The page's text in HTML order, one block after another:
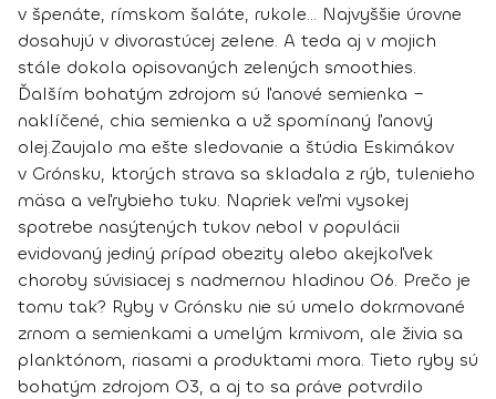
v špenáte, rímskom šaláte, rukole... Najvyššie úrovne
dosahujú v divorastúcej zelene. A teda aj v mojich
stále dokola opisovaných zelených smoothies.
Ďalším bohatým zdrojom sú ľanové semienka –
naklíčené, chia semienka a už spomínaný ľanový
olej.Zaujalo ma ešte sledovanie a štúdia Eskimákov
v Grónsku, ktorých strava sa skladala z rýb, tulenieho
mäsa a veľrybieho tuku. Napriek veľmi vysokej
spotrebe nasýtených tukov nebol v populácii
evidovaný jediný prípad obezity alebo akejkoľvek
choroby súvisiacej s nadmernou hladinou O6. Prečo je
tomu tak? Ryby v Grónsku nie sú umelo dokrmované
zrnom a semienkami a umelým krmivom, ale živia sa
planktónom, riasami a produktami mora. Tieto ryby sú
bohatým zdrojom O3, a aj to sa práve potvrdilo